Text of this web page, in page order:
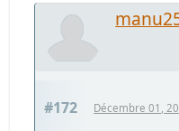
#172 Décembre 01,